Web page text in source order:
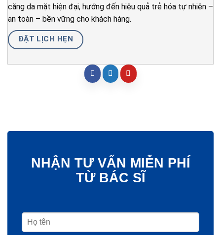
căng da mặt hiện đại, hướng đến hiệu quả trẻ hóa tự nhiên –
an toàn – bền vững cho khách hàng.
ĐẶT LỊCH HẸN
NHẬN TƯ VẤN MIỄN PHÍ
TỪ BÁC SĨ